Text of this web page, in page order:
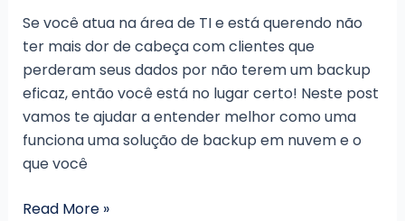
Se você atua na área de TI e está querendo não
ter mais dor de cabeça com clientes que
perderam seus dados por não terem um backup
eficaz, então você está no lugar certo! Neste post
vamos te ajudar a entender melhor como uma
funciona uma solução de backup em nuvem e o
que você
Tudo
Read More »